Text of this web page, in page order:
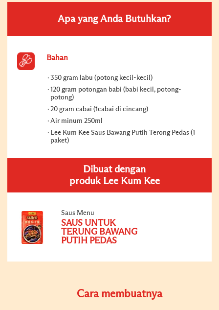
Apa yang Anda Butuhkan?
Bahan
350 gram labu (potong kecil-kecil)
120 gram potongan babi (babi kecil, potong-
potong)
20 gram cabai (1cabai di cincang)
Air minum 250ml
Lee Kum Kee Saus Bawang Putih Terong Pedas (1
paket)
Dibuat dengan
produk Lee Kum Kee
Saus Menu
SAUS UNTUK
TERUNG BAWANG
PUTIH PEDAS
Cara membuatnya